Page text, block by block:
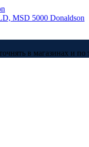
MSD 5000 Donaldson
в магазинах и по